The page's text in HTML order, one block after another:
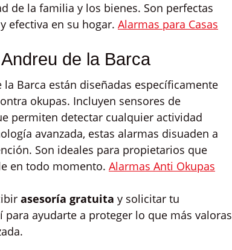
de la familia y los bienes. Son perfectas
efectiva en su hogar. Alarmas para Casas
de la Barca
la Barca están diseñadas específicamente
okupas. Incluyen sensores de
permiten detectar cualquier actividad
avanzada, estas alarmas disuaden a
Son ideales para propietarios que
en todo momento. Alarmas Anti Okupas
asesoría gratuita y solicitar tu
para ayudarte a proteger lo que más valoras